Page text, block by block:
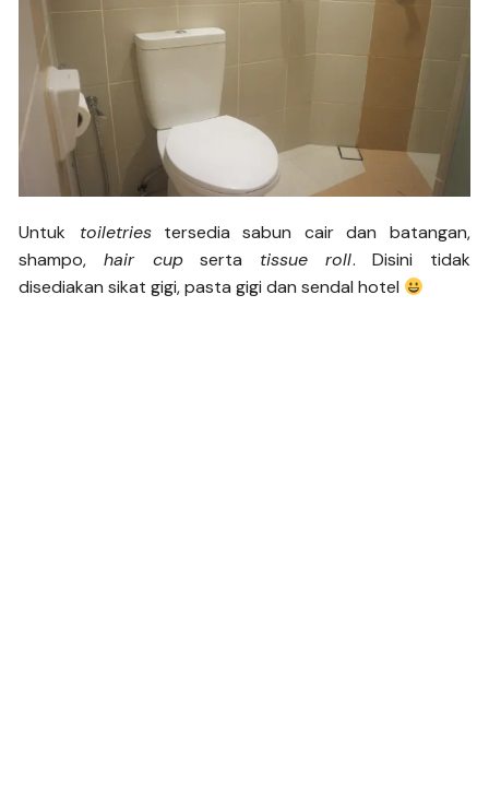
Untuk toiletriestersedia sabun cair dan batangan,
shampo, hair cupserta tissue roll. Disini tidak
disediakan sikat gigi, pasta gigi dan sendal hotel